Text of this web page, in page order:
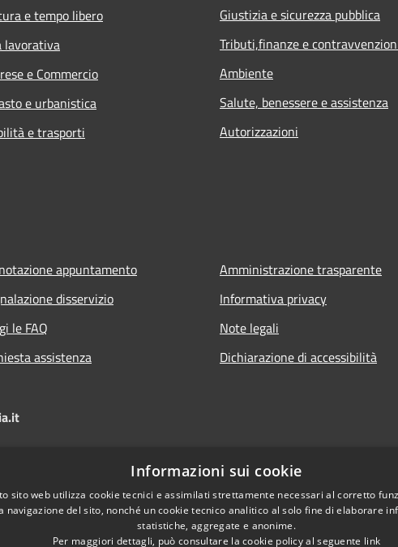
e tempo libero
lavorativa
e Commercio
e urbanistica
e trasporti
Giustizia e sicurezza pubblica
Tributi,finanze e
Ambiente
Salute, benessere e assistenza
Autorizzazioni
appuntamento
disservizio
le FAQ
assistenza
Amministrazione trasparente
Informativa privacy
Note legali
Dichiarazione di accessibilità
Informazioni sui cookie
sito web utilizza cookie tecnici e assimilati strettamente necessari al corretto
navigazione del sito, nonché un cookie tecnico analitico al solo fine di elaborare
statistiche, aggregate e anonime.
Per maggiori dettagli, può consultare la cookie policy al seguente link